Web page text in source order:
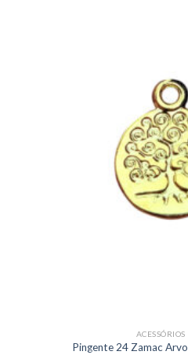
ACESSÓRIOS
Pingente 24 Zamac